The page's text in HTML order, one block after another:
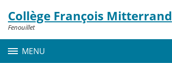
Menu de la rubrique
Contenu
Collège François Mitterrand
Fenouillet
MENU